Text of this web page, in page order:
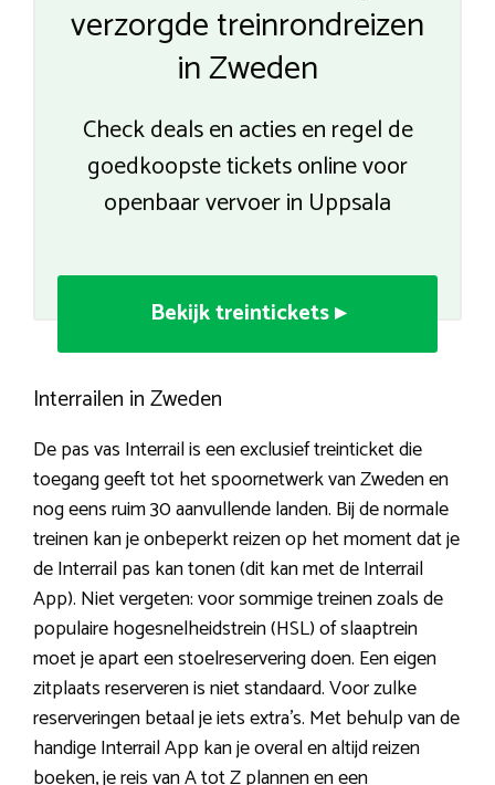
verzorgde treinrondreizen
in Zweden
Check deals en acties en regel de
goedkoopste tickets online voor
openbaar vervoer in Uppsala
Bekijk treintickets ▸
Interrailen in Zweden
De pas vas Interrail is een exclusief treinticket die
toegang geeft tot het spoornetwerk van Zweden en
nog eens ruim 30 aanvullende landen. Bij de normale
treinen kan je onbeperkt reizen op het moment dat je
de Interrail pas kan tonen (dit kan met de Interrail
App). Niet vergeten: voor sommige treinen zoals de
populaire hogesnelheidstrein (HSL) of slaaptrein
moet je apart een stoelreservering doen. Een eigen
zitplaats reserveren is niet standaard. Voor zulke
reserveringen betaal je iets extra’s. Met behulp van de
handige Interrail App kan je overal en altijd reizen